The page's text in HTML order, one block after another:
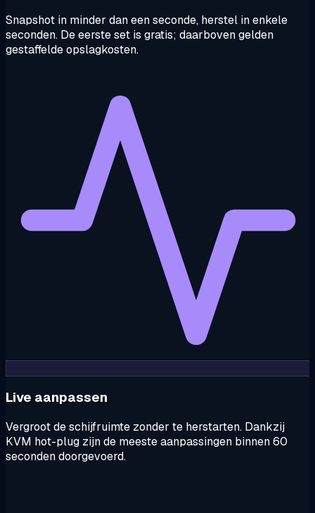
Snapshot in minder dan een seconde, herstel in enkele
seconden. De eerste set is gratis; daarboven gelden
gestaffelde opslagkosten.
Live aanpassen
Vergroot de schijfruimte zonder te herstarten. Dankzij
KVM hot-plug zijn de meeste aanpassingen binnen 60
seconden doorgevoerd.